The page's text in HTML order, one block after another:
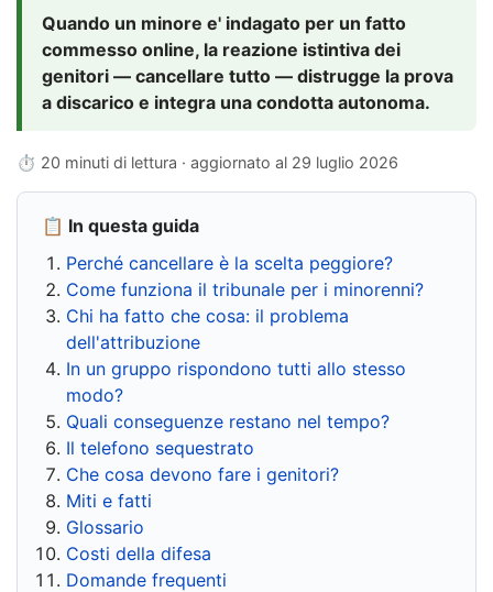
Quando un minore e' indagato per un fatto
commesso online, la reazione istintiva dei
genitori — cancellare tutto — distrugge la prova
a discarico e integra una condotta autonoma.
⏱ 20 minuti di lettura · aggiornato al 29 luglio 2026
📋 In questa guida
Perché cancellare è la scelta peggiore?
Come funziona il tribunale per i minorenni?
Chi ha fatto che cosa: il problema
dell'attribuzione
In un gruppo rispondono tutti allo stesso
modo?
Quali conseguenze restano nel tempo?
Il telefono sequestrato
Che cosa devono fare i genitori?
Miti e fatti
Glossario
Costi della difesa
Domande frequenti